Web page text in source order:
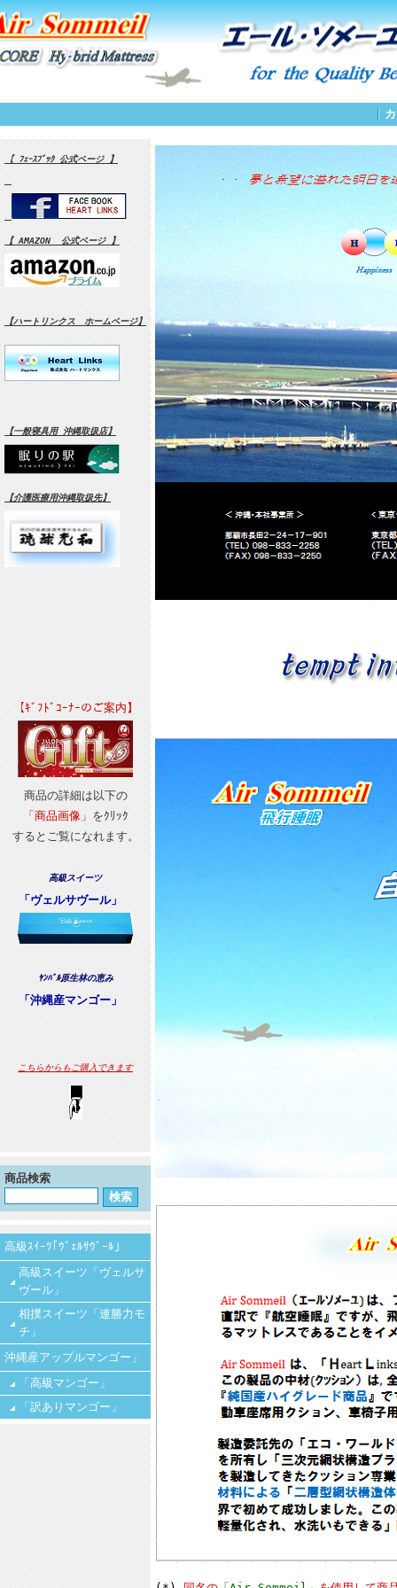
【 ﾌｪｰｽﾌﾞｯｸ 公式ページ 】
【 AMAZON 公式ページ 】
【ハートリンクス ホームページ】
【一般寝具用 沖縄取扱店】
【介護医療用沖縄取扱先】
【ｷﾞﾌﾄﾞｺｰﾅｰのご案内】
商品の詳細は以下の
「商品画像」 をｸﾘｯｸ
するとご覧になれます。
高級スイーツ
「ヴェルサヴール」
ﾔﾝﾊﾞﾙ原生林の恵み
「沖縄産マンゴー」
こちらからもご購入できます
商品検索
高級ｽｲｰﾂ｢ｳﾞｪﾙｻｳﾞｰﾙ｣
高級スイーツ「ヴェルサ
ヴール」
相撲スイーツ「連勝力モ
チ」
沖縄産アップルマンゴー」
「高級マンゴー」
「訳ありマンゴー」